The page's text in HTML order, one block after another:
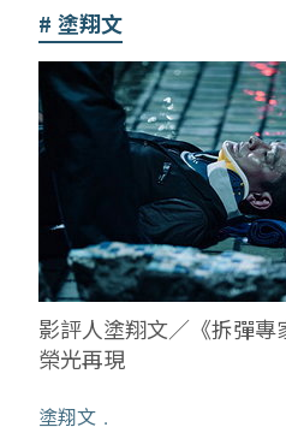
塗翔文
影評人塗翔文／《拆彈專
榮光再現
塗翔文 ﹒